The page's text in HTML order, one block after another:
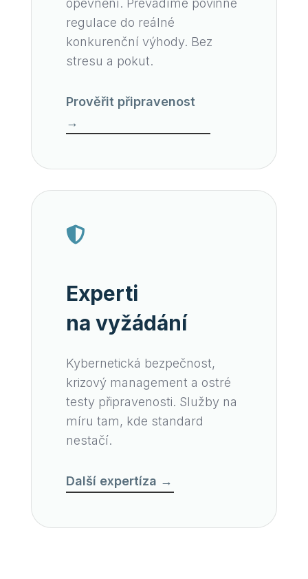
opevnění. Převádíme povinné
regulace do reálné
konkurenční výhody. Bez
stresu a pokut.
Prověřit připravenost
→

Experti
na vyžádání
Kybernetická bezpečnost,
krizový management a ostré
testy připravenosti. Služby na
míru tam, kde standard
nestačí.
Další expertíza →